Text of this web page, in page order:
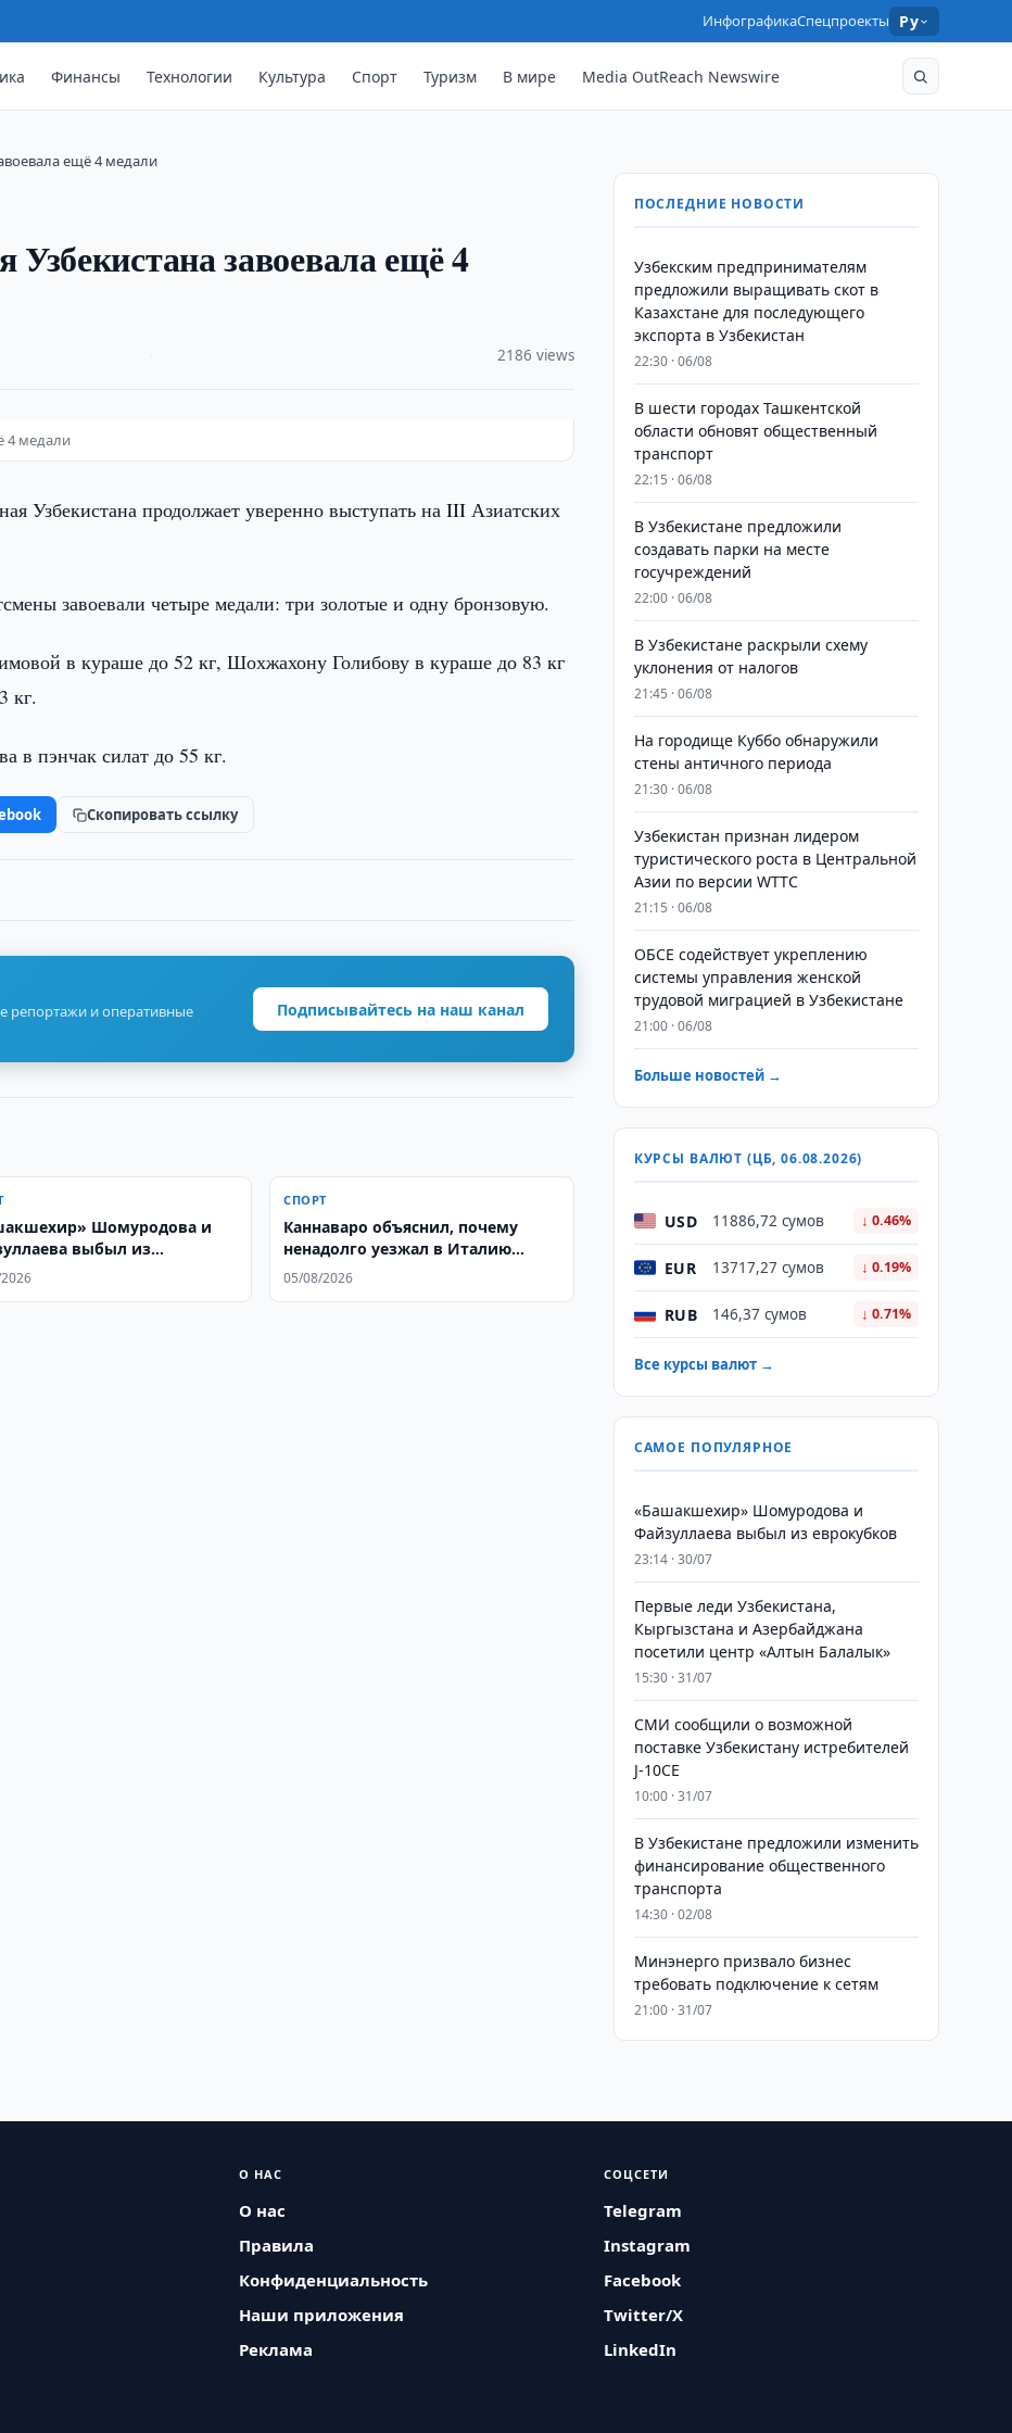
ИнфографикаСпецпроекты Ру
Финансы Технологии Культура Спорт Туризм В мире Media OutReach Newswire
ещё 4 медали
завоевала ещё 4
2186 views
4 медали
Узбекистана продолжает уверенно выступать на III Азиатских
завоевали четыре медали: три золотые и одну бронзовую.
в кураше до 52 кг, Шохжахону Голибову в кураше до 83 кг
кг.
в пэнчак силат до 55 кг.
Скопировать ссылку
репортажи и оперативные
Подписывайтесь на наш канал
Шомуродова и
выбыл из
СПОРТ
Каннаваро объяснил, почему
ненадолго уезжал в Италию
после чемпионата мира
05/08/2026
ПОСЛЕДНИЕ НОВОСТИ
Узбекским предпринимателям
предложили выращивать скот в
Казахстане для последующего
экспорта в Узбекистан
22:30 · 06/08
В шести городах Ташкентской
области обновят общественный
транспорт
22:15 · 06/08
В Узбекистане предложили
создавать парки на месте
госучреждений
22:00 · 06/08
В Узбекистане раскрыли схему
уклонения от налогов
21:45 · 06/08
На городище Куббо обнаружили
стены античного периода
21:30 · 06/08
Узбекистан признан лидером
туристического роста в Центральной
Азии по версии WTTC
21:15 · 06/08
ОБСЕ содействует укреплению
системы управления женской
трудовой миграцией в Узбекистане
21:00 · 06/08
Больше новостей →
КУРСЫ ВАЛЮТ (ЦБ, 06.08.2026)
USD 11886,72 сумов ↓ 0.46%
EUR 13717,27 сумов ↓ 0.19%
RUB 146,37 сумов ↓ 0.71%
Все курсы валют →
САМОЕ ПОПУЛЯРНОЕ
«Башакшехир» Шомуродова и
Файзуллаева выбыл из еврокубков
23:14 · 30/07
Первые леди Узбекистана,
Кыргызстана и Азербайджана
посетили центр «Алтын Балалык»
15:30 · 31/07
СМИ сообщили о возможной
поставке Узбекистану истребителей
J-10CE
10:00 · 31/07
В Узбекистане предложили изменить
финансирование общественного
транспорта
14:30 · 02/08
Минэнерго призвало бизнес
требовать подключение к сетям
21:00 · 31/07
О НАС
О нас
Правила
Конфиденциальность
Наши приложения
Реклама
СОЦСЕТИ
Telegram
Instagram
Facebook
Twitter/X
LinkedIn